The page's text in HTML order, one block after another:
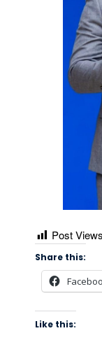
Post
Share this:
Like this: